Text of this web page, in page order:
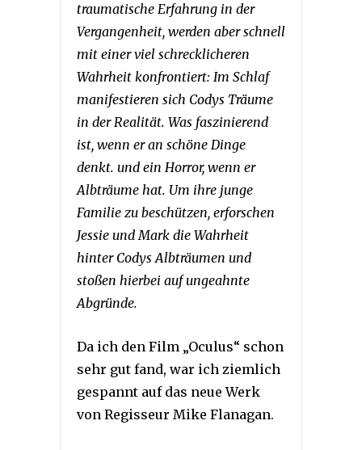
traumatische Erfahrung in der
Vergangenheit, werden aberschnell
mit einer viel schrecklicheren
Wahrheit konfrontiert: Im Schlaf
manifestieren sich Codys Träume
in der Realität. Was faszinierend
ist, wenn er an schöne Dinge
denkt. und ein Horror, wenn er
Albträume hat. Um ihre junge
Familie zu beschützen, erforschen
Jessie und Mark die Wahrheit
hinter Codys Albträumen und
stoßen hierbei auf ungeahnte
Abgründe.
Da ich den Film „Oculus“ schon
sehr gut fand, war ich ziemlich
gespannt auf das neue Werk
von Regisseur Mike Flanagan.